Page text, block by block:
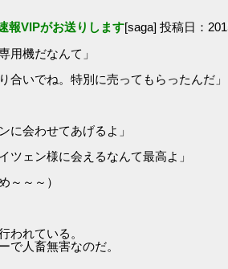
報VIPがお送りします[saga] 投稿日：
用機だなんて」
合いでね。特別に売ってもらったんだ」
に会わせてあげるよ」
ツェン様に会えるなんて最高よ」
～～～）
われている。
で人畜無害なのだ。